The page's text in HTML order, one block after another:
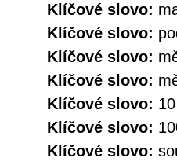
Klíčové slovo:
Klíčové slovo:
Klíčové slovo:
Klíčové slovo:
Klíčové slovo:
Klíčové slovo:
Klíčové slovo: